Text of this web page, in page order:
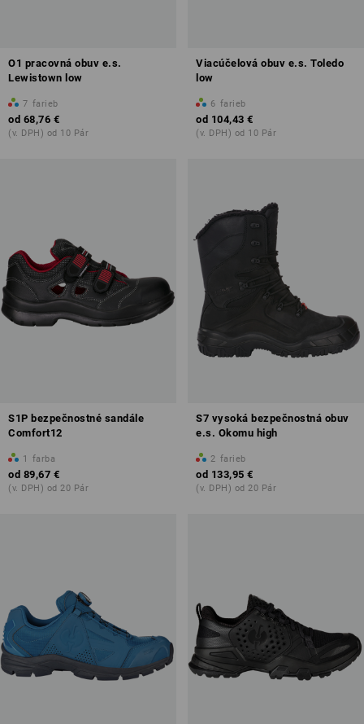
O1 pracovná obuv e.s.
Lewistown low
7 farieb
od 68,76 €
(v. DPH) od 10 Pár
Viacúčelová obuv e.s. Toledo
low
6 farieb
od 104,43 €
(v. DPH) od 10 Pár
S1P bezpečnostné sandále
Comfort12
1 farba
od 89,67 €
(v. DPH) od 20 Pár
S7 vysoká bezpečnostná obuv
e.s. Okomu high
2 farieb
od 133,95 €
(v. DPH) od 20 Pár